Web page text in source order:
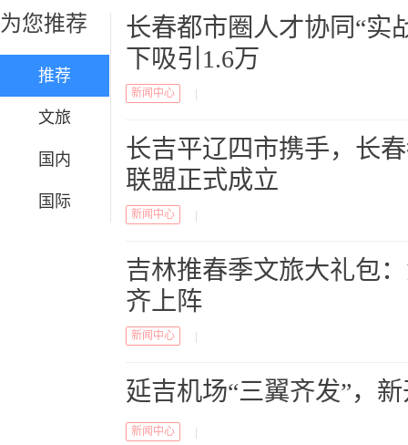
为您推荐
推荐
文旅
国内
国际
长春都市圈人才协同“实
下吸引1.6万
新闻中心
长吉平辽四市携手，长
联盟正式成立
新闻中心
吉林推春季文旅大礼包
齐上阵
新闻中心
延吉机场“三翼齐发”，
新闻中心